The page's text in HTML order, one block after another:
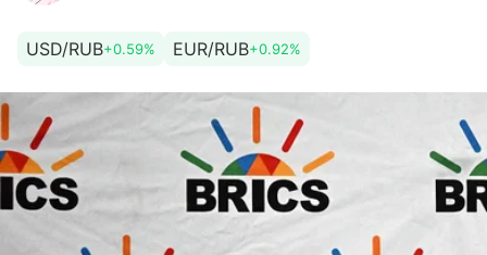
USD/RUB+0.59% EUR/RUB+0.92%